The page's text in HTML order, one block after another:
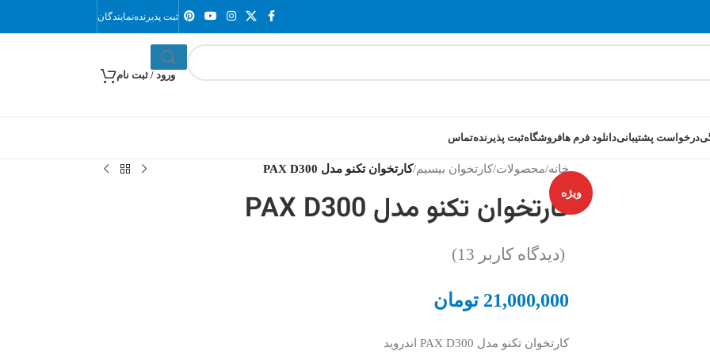
ثبت پذیرندهنمایندگان
ورود / ثبت نام
درخواست پشتیبانیدانلود فرم هافروشگاهثبت پذیرندهتماس
ویژه
خانه/محصولات/کارتخوان بیسیم/کارتخوان تکنو مدل PAX D300
کارتخوان تکنو مدل PAX D300
(دیدگاه کاربر 13
)
21,000,000 تومان
کارتخوان تکنو مدل PAX D300 اندروید